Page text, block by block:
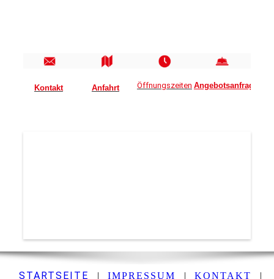
Kontakt Anfahrt Öffnungszeiten Angebotsanfrage
STARTSEITE | IMPRESSUM | KONTAKT |